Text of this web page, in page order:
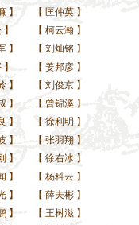
】 【 匡仲英 】
】 【 柯云瀚 】
】 【 刘灿铭 】
】 【 姜邦彦 】
】 【 刘俊京 】
】 【 曾锦溪 】
】 【 徐利明 】
】 【 张羽翔 】
】 【 徐右冰 】
】 【 杨科云 】
】 【 薛夫彬 】
】 【 王树滋 】